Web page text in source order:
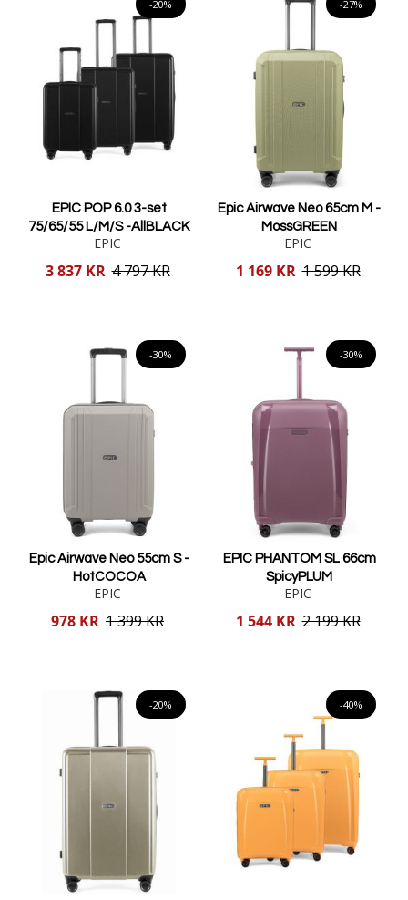
-20%
EPIC POP 6.0 3-set
75/65/55 L/M/S -AllBLACK
EPIC
Reducerat
3 837 KR 4 797 KR
-27%
Epic Airwave Neo 65cm M -
MossGREEN
EPIC
Reducerat
1 169 KR 1 599 KR
-30%
Epic Airwave Neo 55cm S -
HotCOCOA
EPIC
Reducerat
978 KR 1 399 KR
-30%
EPIC PHANTOM SL 66cm
SpicyPLUM
EPIC
Reducerat
1 544 KR 2 199 KR
-20% -40%